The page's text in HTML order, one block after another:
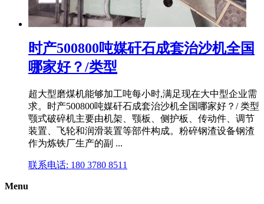
时产500800吨媒矸石成套治沙机全国
哪家好？/类型
超大型磨煤机能够加工吨每小时,满足现在大中型企业需
求。时产500800吨媒矸石成套治沙机全国哪家好？/ 类型
颚式破碎机主要由机架、颚板、侧护板、传动件、调节
装置、飞轮和润滑装置等部件构成。粉碎钢渣设备钢渣
作为炼铁厂生产的副 ...
联系电话: 180 3780 8511
Menu